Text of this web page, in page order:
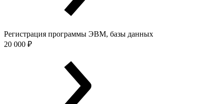
Регистрация программы ЭВМ, базы данных
20 000 ₽